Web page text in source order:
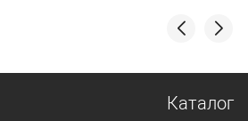
Каталог